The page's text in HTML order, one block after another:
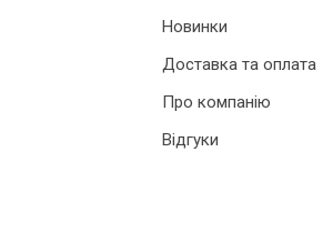
Новинки
Доставка та оплата
Про компанію
Відгуки